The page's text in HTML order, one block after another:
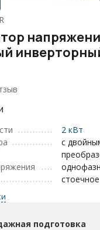
2 кВт
с
подготовка